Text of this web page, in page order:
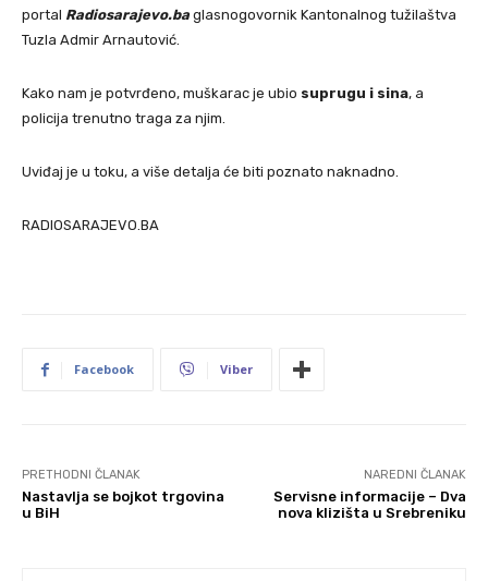
portal Radiosarajevo.ba glasnogovornik Kantonalnog tužilaštva
Tuzla Admir Arnautović.
Kako nam je potvrđeno, muškarac je ubio suprugu i sina, a
policija trenutno traga za njim.
Uviđaj je u toku, a više detalja će biti poznato naknadno.
RADIOSARAJEVO.BA
Facebook Viber
PRETHODNI ČLANAK
Nastavlja se bojkot trgovina
u BiH
NAREDNI ČLANAK
Servisne informacije – Dva
nova klizišta u Srebreniku